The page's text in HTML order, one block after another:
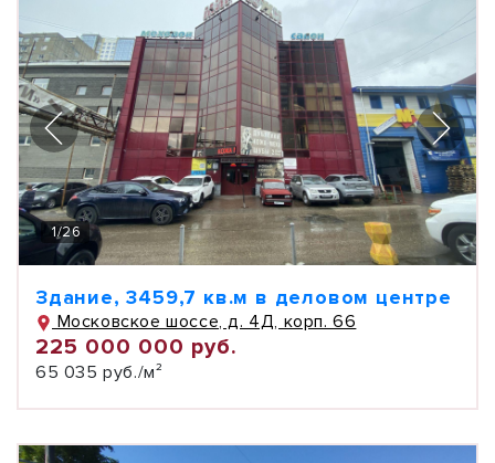
1/26
Здание, 3459,7 кв.м в деловом центре
Московское шоссе, д. 4Д, корп. 66
225 000 000 руб.
65 035 руб./м²